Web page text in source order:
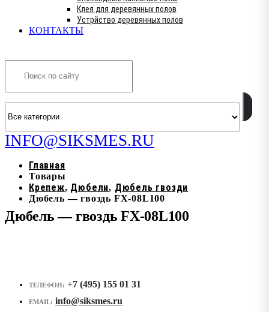
Клея для деревянных полов
Устрйство деревянных полов
КОНТАКТЫ
INFO@SIKSMES.RU
Главная
Товары
Крепеж, Дюбели, Дюбель гвозди
Дюбель — гвоздь FX-08L100
Дюбель — гвоздь FX-08L100
ТЕЛЕФОН: +7 (495) 155 01 31
EMAIL: info@siksmes.ru